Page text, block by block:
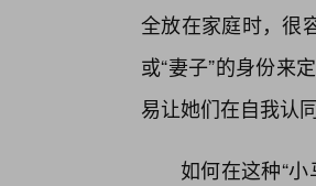
全放在家庭时，很
或“妻子”的身份来
易让她们在自我认
如何在这种“